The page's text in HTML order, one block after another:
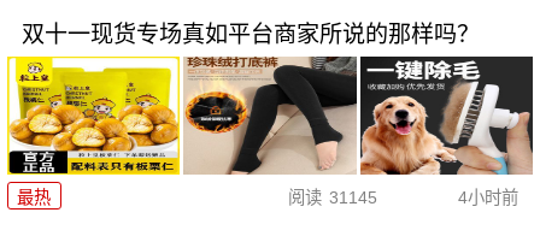
双十一现货专场真如平台商家所说的那样吗？
最热 阅读 31145 4小时前